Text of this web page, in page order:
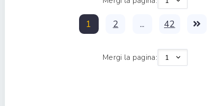
1 2 ... 42
Mergi la pagina: